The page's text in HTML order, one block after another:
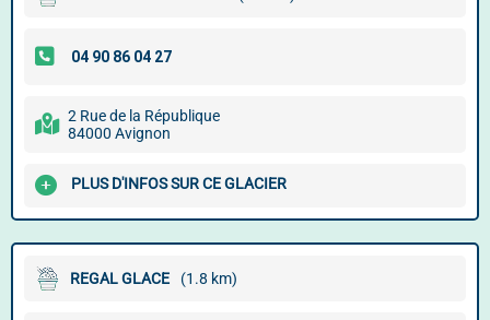
2 Rue de la République
84000 Avignon
PLUS D'INFOS SUR CE GLACIER
REGAL GLACE (1.8 km)